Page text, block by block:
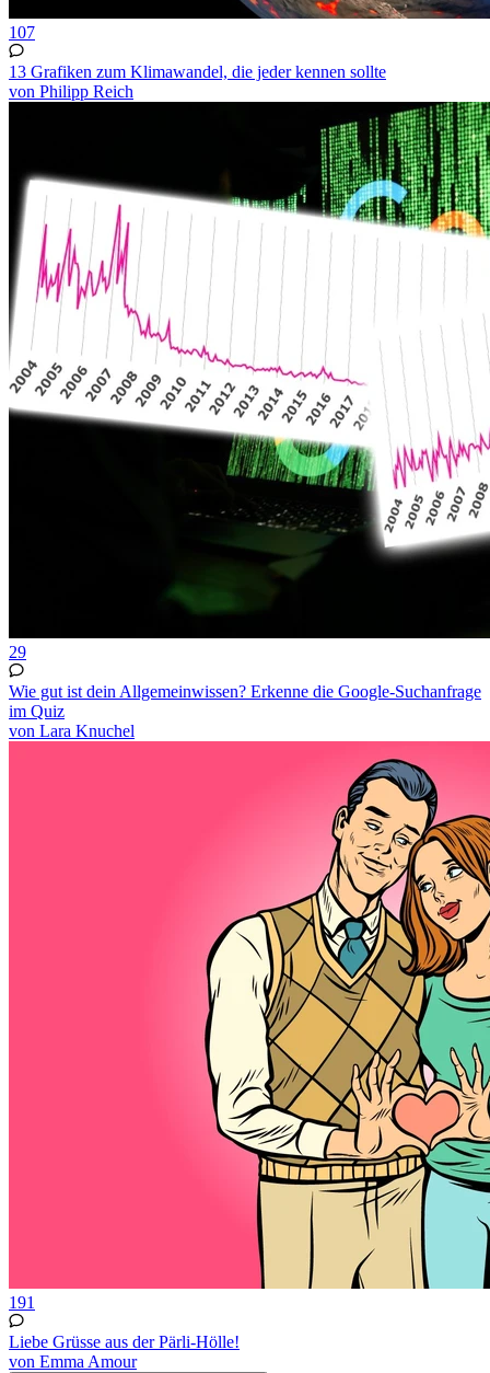
107
13 Grafiken zum Klimawandel, die jeder kennen sollte
von Philipp Reich
29
Wie gut ist dein Allgemeinwissen? Erkenne die Google-Suchanfrage
im Quiz
von Lara Knuchel
191
Liebe Grüsse aus der Pärli-Hölle!
von Emma Amour